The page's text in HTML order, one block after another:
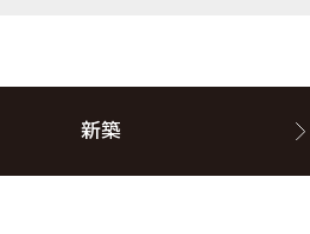
新築